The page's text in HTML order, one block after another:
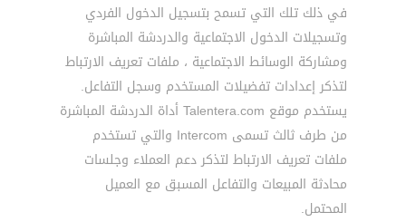
في ذلك تلك التي تسمح بتسجيل الدخول الفردي
وتسجيلات الدخول الاجتماعية والدردشة المباشرة
ومشاركة الوسائط الاجتماعية ، ملفات تعريف الارتباط
لتذكر إعدادات تفضيلات المستخدم وسجل التفاعل.
يستخدم موقع Talentera.com أداة الدردشة المباشرة
من طرف ثالث تسمى Intercom والتي تستخدم
ملفات تعريف الارتباط لتذكر دعم العملاء وجلسات
محادثة المبيعات والتفاعل المسبق مع العميل
المحتمل.